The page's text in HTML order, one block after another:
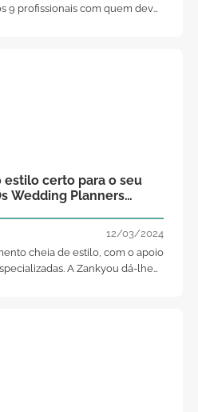
9 profissionais com quem deve
estilo certo para o seu
Wedding Planners
12/03/2024
cheia de estilo, com o apoio
A Zankyou dá-lhe